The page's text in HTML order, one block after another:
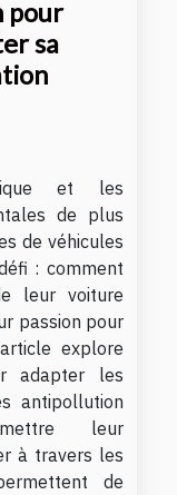
pour
sa
et les
de plus
de véhicules
: comment
leur voiture
passion pour
explore
adapter les
antipollution
leur
à travers les
de